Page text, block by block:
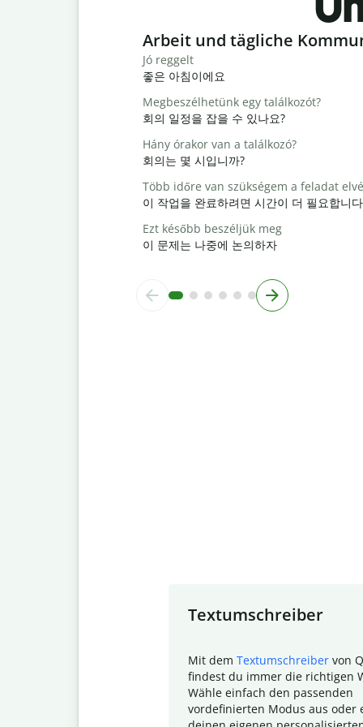
Slide 1 of 6
Arbeit und tägliche
Jó reggelt
좋은 아침이에요
Megbeszélhetünk egy találkozót?
회의 일정을 잡을 수 있나요?
Hány órakor van a találkozó?
회의는 몇 시입니까?
Több időre van szükségem a feladat
이 작업을 완료하려면 시간이 더 필요합니
Ezt később beszéljük meg
이 문제는 나중에 논의하자
Textumschreiber
Mit dem Textumschreiber von
findest du immer die richtigen
Wähle einfach den passenden
vordefinierten Modus aus oder